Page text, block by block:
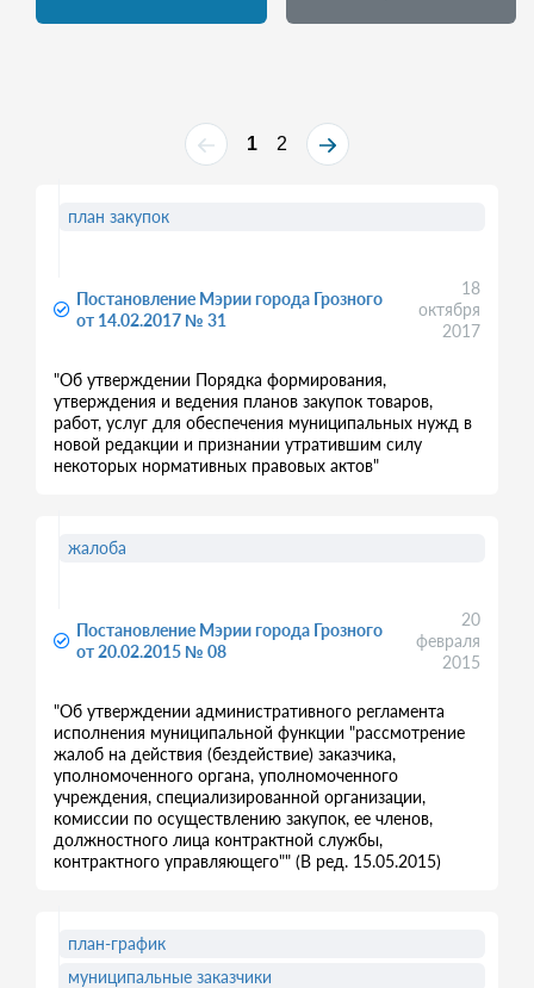
1 2
Постановление Мэрии города Грозного
от 14.02.2017 № 31
18
октября
2017
"Об утверждении Порядка формирования,
утверждения и ведения планов закупок товаров,
работ, услуг для обеспечения муниципальных нужд в
новой редакции и признании утратившим силу
некоторых нормативных правовых актов"
план закупок
Постановление Мэрии города Грозного
от 20.02.2015 № 08
20
февраля
2015
"Об утверждении административного регламента
исполнения муниципальной функции "рассмотрение
жалоб на действия (бездействие) заказчика,
уполномоченного органа, уполномоченного
учреждения, специализированной организации,
комиссии по осуществлению закупок, ее членов,
должностного лица контрактной службы,
контрактного управляющего"" (В ред. 15.05.2015)
жалоба
план-график
муниципальные заказчики